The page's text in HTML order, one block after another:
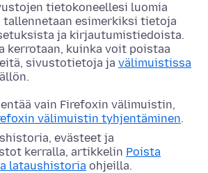
tietokoneellesi luomia
esimerkiksi tietoja
ja kirjautumistiedoista.
kerrotaan, kuinka voit poistaa
sivustotietoja ja välimuistissa
vain Firefoxin välimuistin,
välimuistin tyhjentäminen.
evästeet ja
kerralla, artikkelin Poista
lataushistoria ohjeilla.